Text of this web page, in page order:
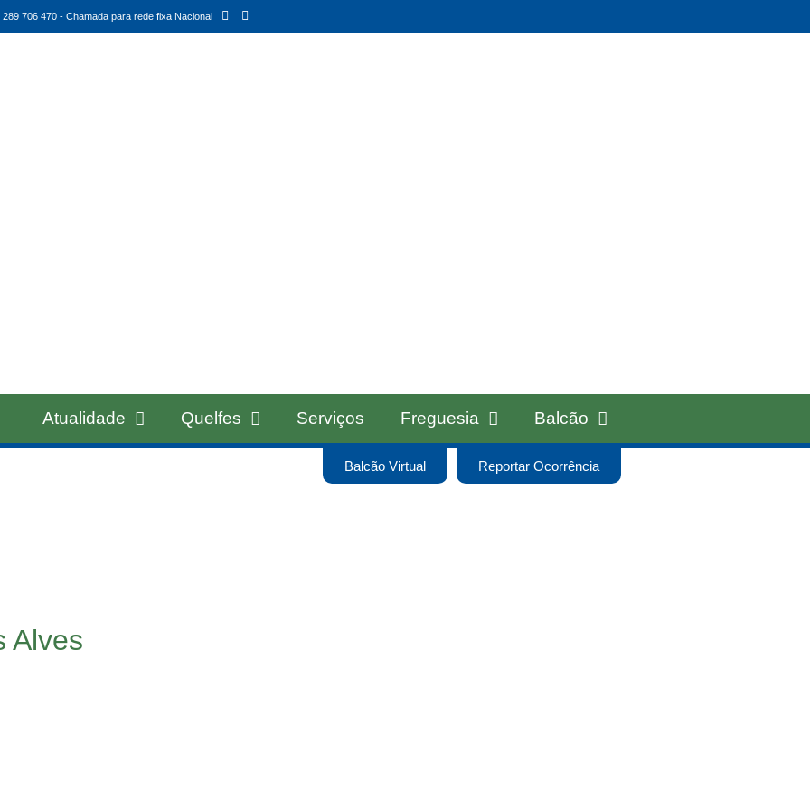
289 706 470 - Chamada para rede fixa Nacional
Atualidade Quelfes Serviços Freguesia Balcão
Balcão Virtual Reportar Ocorrência
Alves